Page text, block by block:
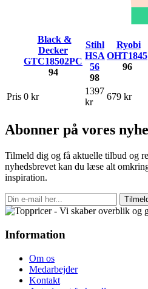
Black &
Decker
GTC18502PC
94
Stihl
HSA
56
98
Ryobi
OHT1845
96
Pris 0 kr
1397
kr
679 kr
Abonner på vores
Tilmeld dig og få aktuelle tilbud og
nyhedsbrevet kan du læse alt
inspiration.
Information
Om os
Medarbejder
Kontakt